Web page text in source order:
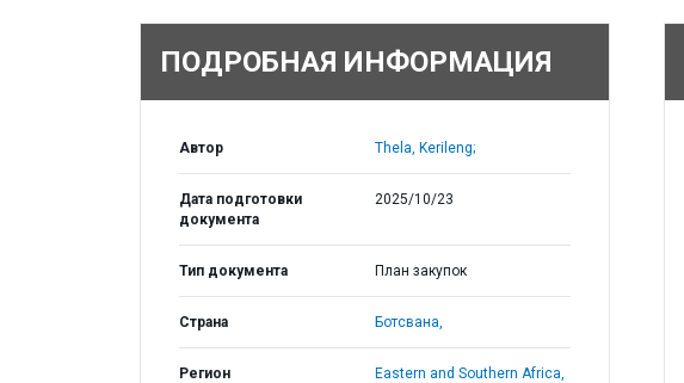
ПОДРОБНАЯ ИНФОРМАЦИЯ
Автор Thela, Kerileng;
Дата подготовки
документа
2025/10/23
Тип документа План закупок
Страна Ботсвана,
Регион Eastern and Southern Africa,